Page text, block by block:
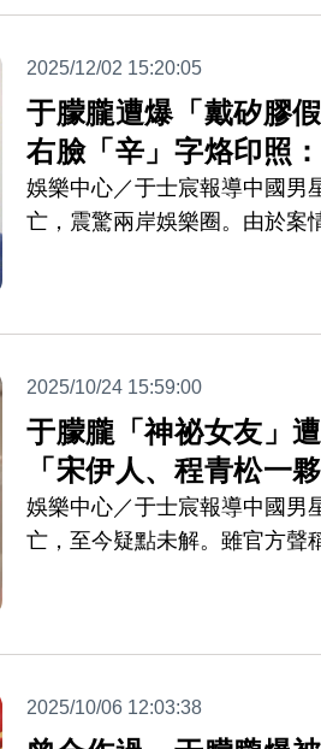
2025/12/02 15:20:05
于朦朧遭爆「戴矽膠
右臉「辛」字烙印照
娛樂中心／于士宸報導中國男
亡，震驚兩岸娛樂圈。由於案
「辛」字，李沐陽也在影片中
2025/10/24 15:59:00
于朦朧「神祕女友」
「宋伊人、程青松一
娛樂中心／于士宸報導中國男
亡，至今疑點未解。雖官方聲
似有目的的接近于朦朧，恐為
期監視著于朦朧，「據說于朦
2025/10/06 12:03:38